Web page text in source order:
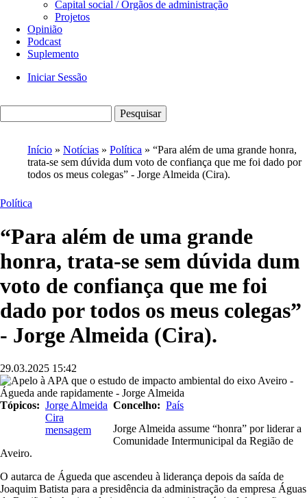
Capital social / Órgãos de administração
Projetos
Opinião
Podcast
Suplemento
de
Iniciar Sessão
Navegação
Início Notícias Política
“Para além de uma grande honra,
trata-se sem dúvida dum voto de confiança que me foi dado por
todos os meus colegas” - Jorge Almeida (Cira).
Política
“Para além de uma grande
honra, trata-se sem dúvida dum
voto de confiança que me foi
dado por todos os meus colegas”
- Jorge Almeida (Cira).
29.03.2025 15:42
Imagem
Tópicos
Jorge Almeida
Cira
mensagem
Concelho
País
Jorge Almeida assume “honra” por liderar a
Comunidade Intermunicipal da Região de
Aveiro.
O autarca de Águeda que ascendeu à liderança depois da saída de
Joaquim Batista para a presidência da administração da empresa Águas